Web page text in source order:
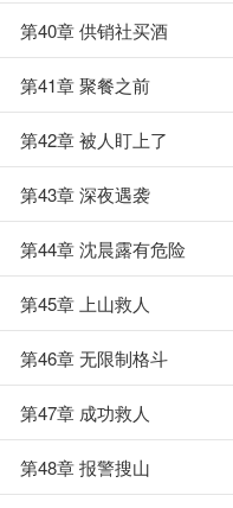
第40章 供销社买酒
第41章 聚餐之前
第42章 被人盯上了
第43章 深夜遇袭
第44章 沈晨露有危险
第45章 上山救人
第46章 无限制格斗
第47章 成功救人
第48章 报警搜山